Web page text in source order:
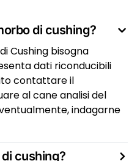
di cushing?
Cushing bisogna
dati riconducibili
contattare il
al cane analisi del
indagarne
cushing?